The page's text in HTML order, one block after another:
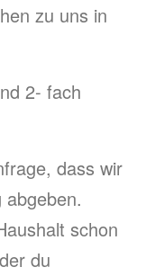
zu uns in
2- fach
dass wir
schon
du